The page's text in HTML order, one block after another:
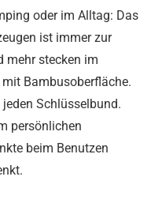
oder im Alltag: Das
ist immer zur
mehr stecken im
Bambusoberfläche.
Schlüsselbund.
persönlichen
beim Benutzen